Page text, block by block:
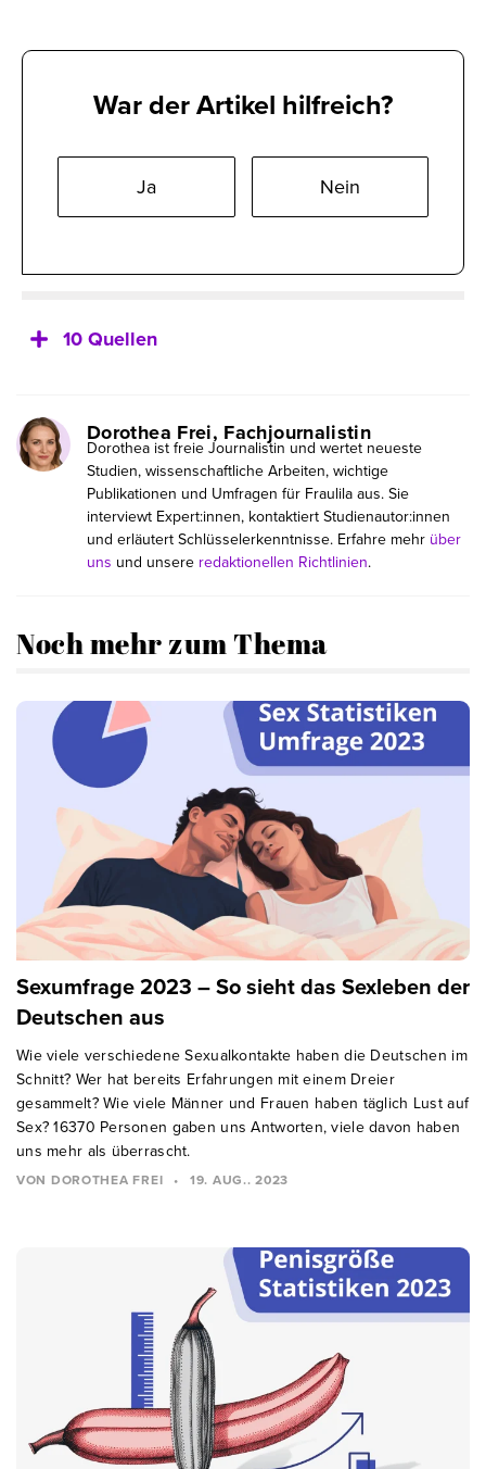
War der Artikel hilfreich?
Ja Nein
10 Quellen
Dorothea Frei, Fachjournalistin
Dorothea ist freie Journalistin und wertet neueste
Studien, wissenschaftliche Arbeiten, wichtige
Publikationen und Umfragen für Fraulila aus. Sie
interviewt Expert:innen, kontaktiert Studienautor:innen
und erläutert Schlüsselerkenntnisse. Erfahre mehr über
uns und unsere redaktionellen Richtlinien.
Noch mehr zum Thema
Sexumfrage 2023 – So sieht das Sexleben der
Deutschen aus
Wie viele verschiedene Sexualkontakte haben die Deutschen im
Schnitt? Wer hat bereits Erfahrungen mit einem Dreier
gesammelt? Wie viele Männer und Frauen haben täglich Lust auf
Sex? 16370 Personen gaben uns Antworten, viele davon haben
uns mehr als überrascht.
VON DOROTHEA FREI • 19. AUG.. 2023